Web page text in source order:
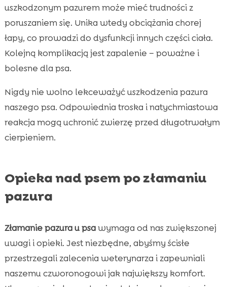
uszkodzonym pazurem może mieć trudności z
poruszaniem się. Unika wtedy obciążania chorej
łapy, co prowadzi do dysfunkcji innych części ciała.
Kolejną komplikacją jest zapalenie – poważne i
bolesne dla psa.
Nigdy nie wolno lekceważyć uszkodzenia pazura
naszego psa. Odpowiednia troska i natychmiastowa
reakcja mogą uchronić zwierzę przed długotrwałym
cierpieniem.
Opieka nad psem po złamaniu
pazura
Złamanie pazura u psawymaga od nas zwiększonej
uwagi i opieki. Jest niezbędne, abyśmy ścisłe
przestrzegali zalecenia weterynarza i zapewniali
naszemu czworonogowi jak największy komfort.